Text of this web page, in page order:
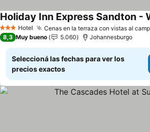
3 Estrellas
Hotel Cenas en la terraza con vistas al
Ver precios
8,3 Muy bueno 5.060 Johannesburgo
Seleccioná las fechas para ver los
precios exactos